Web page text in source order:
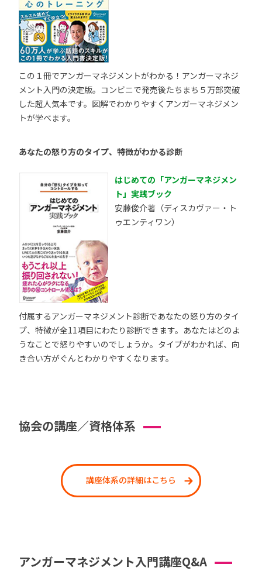
この１冊でアンガーマネジメントがわかる！アンガーマネジ
メント入門の決定版。コンビニで発売後たちまち５万部突破
した超人気本です。図解でわかりやすくアンガーマネジメン
トが学べます。
あなたの怒り方のタイプ、特徴がわかる診断
はじめての「アンガーマネジメン
ト」実践ブック
安藤俊介著（ディスカヴァー・ト
ゥエンティワン）
付属するアンガーマネジメント診断であなたの怒り方のタイ
プ、特徴が全11項目にわたり診断できます。あなたはどのよ
うなことで怒りやすいのでしょうか。タイプがわかれば、向
き合い方がぐんとわかりやすくなります。
協会の講座／資格体系
講座体系の詳細はこちら
アンガーマネジメント入門講座Q&A